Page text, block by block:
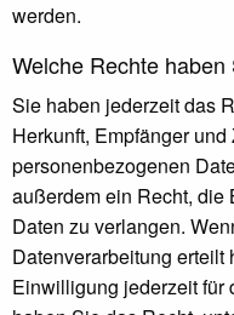
werden.
Welche Rechte
Sie haben jederzeit das
Herkunft, Empfänger
personenbezogenen
außerdem ein Recht, die
Daten zu verlangen.
Datenverarbeitung
Einwilligung jederzeit für